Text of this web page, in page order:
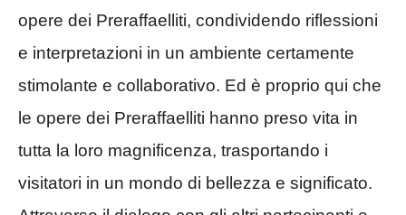
opere dei Preraffaelliti, condividendo riflessioni
e interpretazioni in un ambiente certamente
stimolante e collaborativo. Ed è proprio qui che
le opere dei Preraffaelliti hanno preso vita in
tutta la loro magnificenza, trasportando i
visitatori in un mondo di bellezza e significato.